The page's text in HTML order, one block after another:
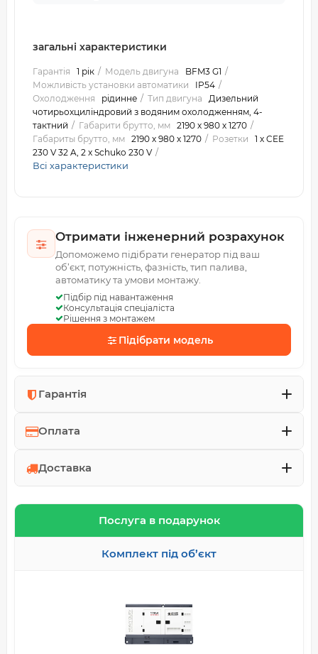
загальні характеристики
Гарантія 1 рік Модель двигуна
BFM3 G1
Можливість установки автоматики
IP54
Охолодження
рідинне Тип двигуна
Дизельний
чотирьохциліндровий з водяним охолодженням, 4-
тактний
Габарити брутто, мм 2190 х 980 х 1270
Габариты брутто, мм 2190 х 980 х 1270 Розетки
1 x CEE
230 V 32 A, 2 x Schuko 230 V
Всі характеристики
Отримати інженерний розрахунок
Допоможемо підібрати генератор під ваш
об’єкт, потужність, фазність, тип палива,
автоматику та умови монтажу.
Підбір під навантаження
Консультація спеціаліста
Рішення з монтажем
Підібрати модель
Гарантія
Оплата
Доставка
Послуга в подарунок
Комплект під об’єкт